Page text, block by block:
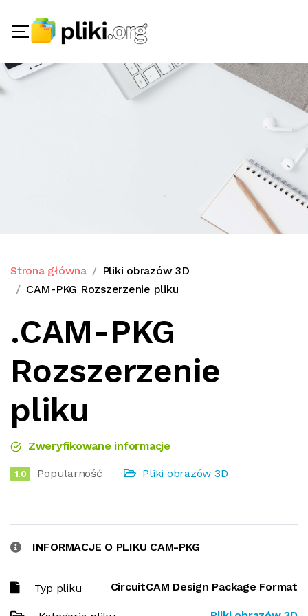
Strona główna
Pliki obrazów 3D
CAM-PKG Rozszerzenie pliku
.CAM-PKG
Rozszerzenie
pliku
Zweryfikowane informacje
1.0 Popularność Pliki obrazów 3D
INFORMACJE O PLIKU CAM-PKG
Typ pliku CircuitCAM Design Package Format